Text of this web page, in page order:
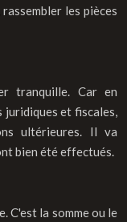
les pièces
tranquille. Car en
et fiscales,
ultérieures. Il va
bien été effectués.
C'est la somme ou le